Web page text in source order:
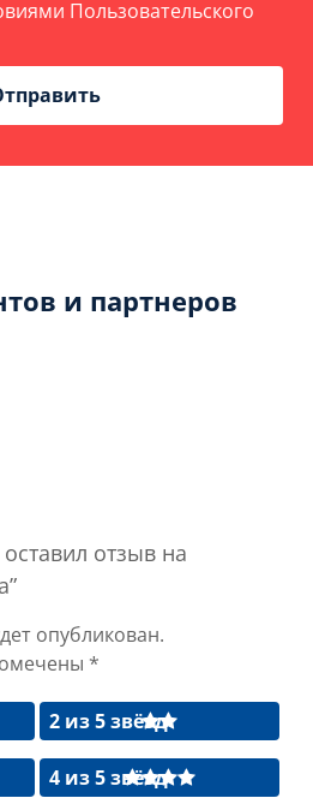
Пользовательского
и партнеров
отзыв на
опубликован.
*
2 из 5 звёзд
4 из 5 звёзд